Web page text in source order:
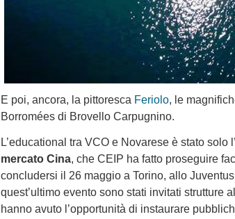
E poi, ancora, la pittoresca Feriolo, le
Borromées di Brovello Carpugnino.
L’educational tra VCO e Novarese è stato solo
mercato Cina, che CEIP ha fatto proseguire
concludersi il 26 maggio a Torino, allo
quest’ultimo evento sono stati invitati strutture
hanno avuto l’opportunità di instaurare